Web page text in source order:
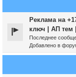
Реклама на
ключ | АП тем
Последнее
Добавлено в